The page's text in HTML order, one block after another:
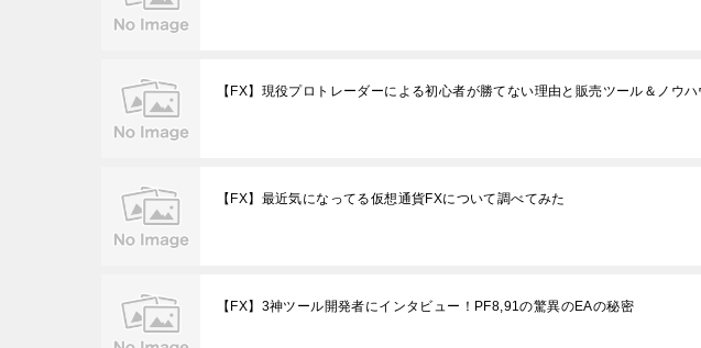
【FX】現役プロトレーダーによる初心者が勝てない理由と販売ツール＆ノウ
【FX】最近気になってる仮想通貨FXについて調べてみた
【FX】3神ツール開発者にインタビュー！PF8,91の驚異のEAの秘密